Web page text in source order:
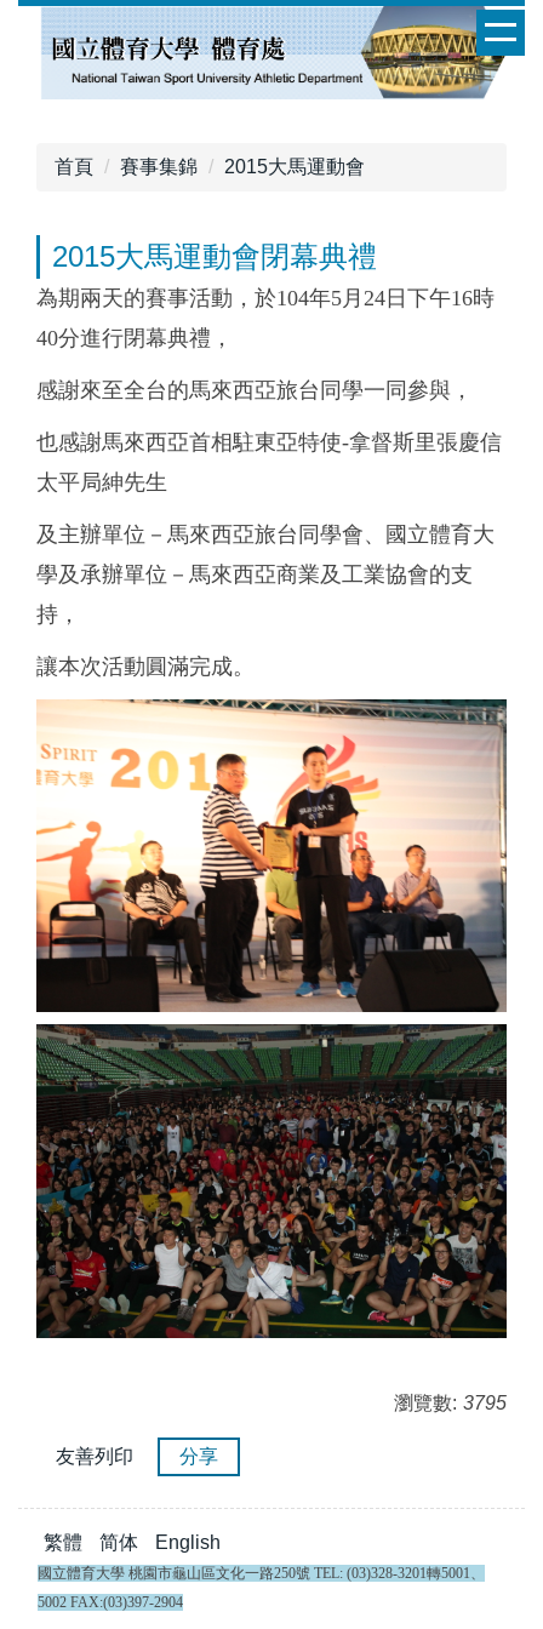
首頁 賽事集錦 2015大馬運動會
2015大馬運動會閉幕典禮
為期兩天的賽事活動，於104年5月24日下午16時
40分進行閉幕典禮，
感謝來至全台的馬來西亞旅台同學一同參與，
也感謝馬來西亞首相駐東亞特使-拿督斯里張慶信
太平局紳先生
及主辦單位－馬來西亞旅台同學會、國立體育大
學及承辦單位－馬來西亞商業及工業協會的支
持，
讓本次活動圓滿完成。
瀏覽數: 3795
友善列印 分享
繁體 简体 English
國立體育大學 桃園市龜山區文化一路250號 TEL: (03)328-3201轉5001、
5002 FAX:(03)397-2904